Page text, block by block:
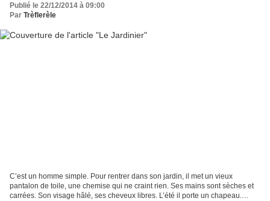
Publié le 22/12/2014 à 09:00
Par Trèflerèle
C’est un homme simple. Pour rentrer dans son jardin, il met un vieux
pantalon de toile, une chemise qui ne craint rien. Ses mains sont sèches et
carrées. Son visage hâlé, ses cheveux libres. L’été il porte un chapeau.